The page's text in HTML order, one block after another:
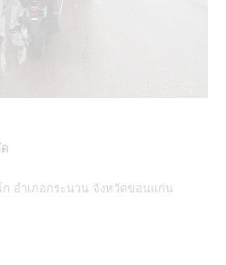
อำเภอกระนวน จังหวัดขอนแก่น